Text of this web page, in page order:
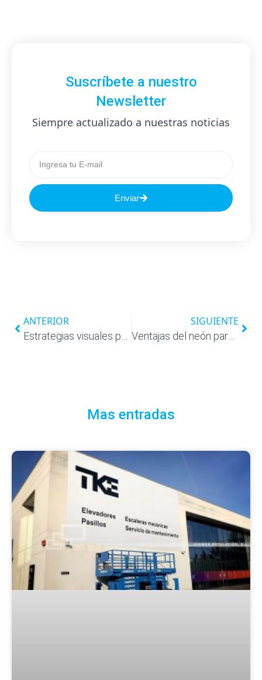
Suscríbete a nuestro
Newsletter
Siempre actualizado a nuestras noticias
Enviar
ANTERIOR SIGUIENTE
Ventajas del neón para la imagen y publicidad de tu negocio
Mas entradas